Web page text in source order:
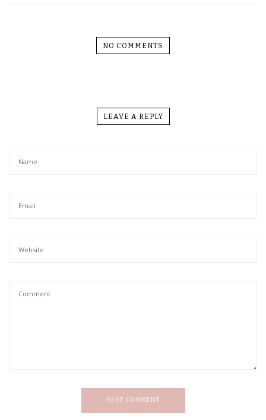
NO COMMENTS
LEAVE A REPLY
POST COMMENT